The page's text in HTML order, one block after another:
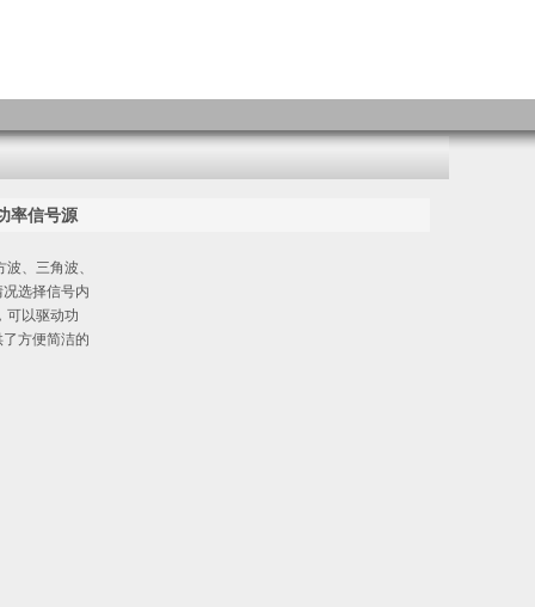
率信号源
、三角波、
选择信号内
可以驱动功
方便简洁的